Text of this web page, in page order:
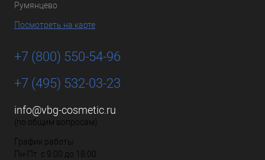
Румянцево
Посмотреть на карте
+7 (800) 550-54-96
+7 (495) 532-03-23
info@vbg-cosmetic.ru
(по общим вопросам)
График работы
Пн-Пт: с 9:00 до 18:00